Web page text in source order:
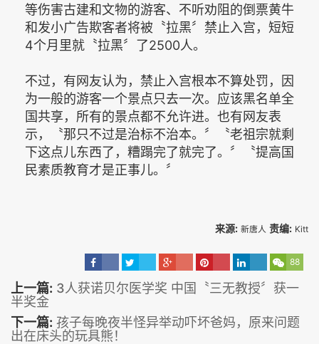
等伤害古建和文物的游客、不听劝阻的倒票黄牛
和发小广告欺客者将被〝拉黑〞禁止入宫，短短
4个月里就〝拉黑〞了2500人。
不过，有网友认为，禁止入宫根本不算处罚，因
为一般的游客一个景点只去一次。应该黑名单全
国共享，所有的景点都不允许进。也有网友表
示，〝那只不过是治标不治本。〞〝老祖宗就剩
下这点儿东西了，糟蹋完了就完了。〞〝提高国
民素质教育才是正事儿。〞
来源: 新唐人 责编: Kitt
88
上一篇: 3人获诺贝尔医学奖 中国〝三无教授〞获一
半奖金
下一篇: 孩子每晚夜半怪异举动吓坏爸妈，原来问题
出在床头的玩具熊！